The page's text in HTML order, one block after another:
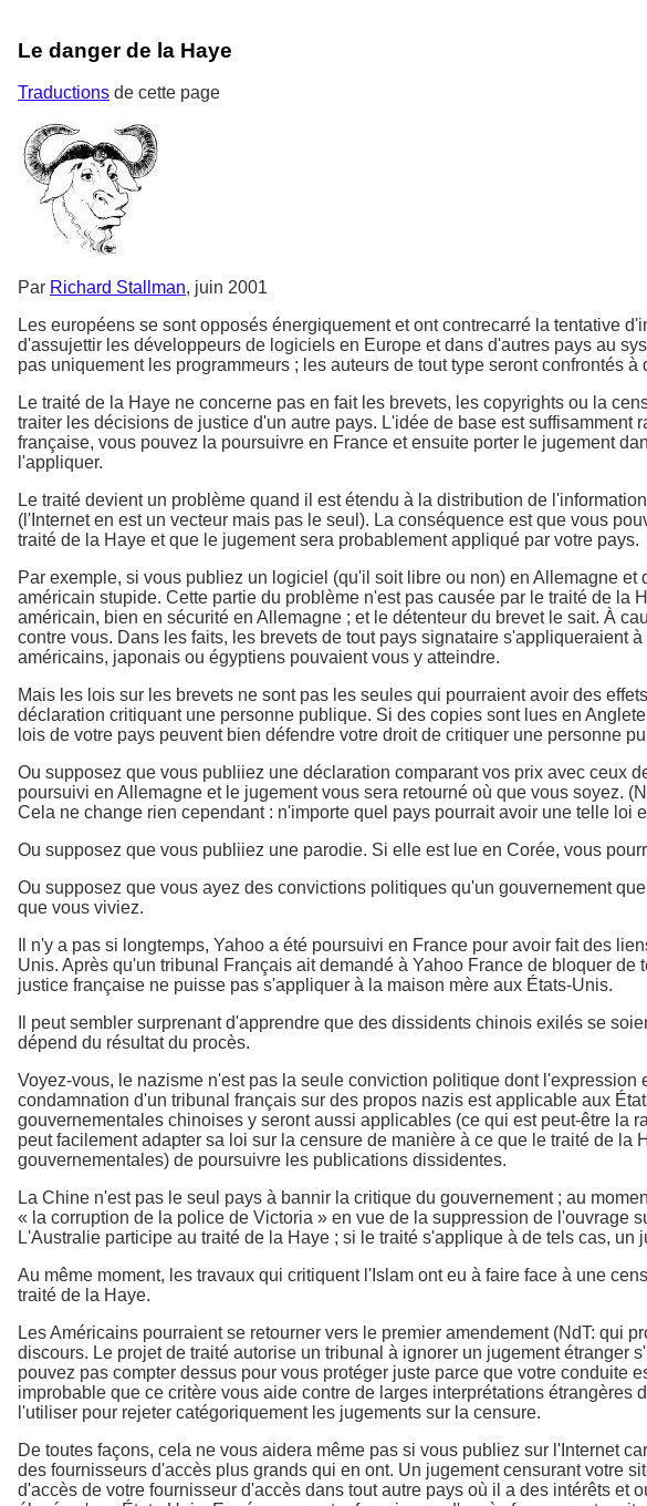
Le danger de la Haye
Traductions de cette page
Par Richard Stallman, juin 2001
Les européens se sont opposés énergiquement et ont contrecarré la tentative
d'assujettir les développeurs de logiciels en Europe et dans d'autres pays au
pas uniquement les programmeurs ; les auteurs de tout type seront confrontés
Le traité de la Haye ne concerne pas en fait les brevets, les copyrights ou la
traiter les décisions de justice d'un autre pays. L'idée de base est
française, vous pouvez la poursuivre en France et ensuite porter le jugement
l'appliquer.
Le traité devient un problème quand il est étendu à la distribution de
(l'Internet en est un vecteur mais pas le seul). La conséquence est que vous
traité de la Haye et que le jugement sera probablement appliqué par votre pays.
Par exemple, si vous publiez un logiciel (qu'il soit libre ou non) en Allemagne
américain stupide. Cette partie du problème n'est pas causée par le traité de
américain, bien en sécurité en Allemagne ; et le détenteur du brevet le sait. À
contre vous. Dans les faits, les brevets de tout pays signataire s'appliqueraient
américains, japonais ou égyptiens pouvaient vous y atteindre.
Mais les lois sur les brevets ne sont pas les seules qui pourraient avoir des
déclaration critiquant une personne publique. Si des copies sont lues en
lois de votre pays peuvent bien défendre votre droit de critiquer une personne
Ou supposez que vous publiiez une déclaration comparant vos prix avec ceux
poursuivi en Allemagne et le jugement vous sera retourné où que vous soyez.
Cela ne change rien cependant : n'importe quel pays pourrait avoir une telle loi
Ou supposez que vous publiiez une parodie. Si elle est lue en Corée, vous
Ou supposez que vous ayez des convictions politiques qu'un gouvernement
que vous viviez.
Il n'y a pas si longtemps, Yahoo a été poursuivi en France pour avoir fait des
Unis. Après qu'un tribunal Français ait demandé à Yahoo France de bloquer
justice française ne puisse pas s'appliquer à la maison mère aux États-Unis.
Il peut sembler surprenant d'apprendre que des dissidents chinois exilés se
dépend du résultat du procès.
Voyez-vous, le nazisme n'est pas la seule conviction politique dont
condamnation d'un tribunal français sur des propos nazis est applicable aux
gouvernementales chinoises y seront aussi applicables (ce qui est peut-être
peut facilement adapter sa loi sur la censure de manière à ce que le traité de
gouvernementales) de poursuivre les publications dissidentes.
La Chine n'est pas le seul pays à bannir la critique du gouvernement ; au
« la corruption de la police de Victoria » en vue de la suppression de l'ouvrage
L'Australie participe au traité de la Haye ; si le traité s'applique à de tels cas,
Au même moment, les travaux qui critiquent l'Islam ont eu à faire face à une
traité de la Haye.
Les Américains pourraient se retourner vers le premier amendement (NdT: qui
discours. Le projet de traité autorise un tribunal à ignorer un jugement
pouvez pas compter dessus pour vous protéger juste parce que votre
improbable que ce critère vous aide contre de larges interprétations
l'utiliser pour rejeter catégoriquement les jugements sur la censure.
De toutes façons, cela ne vous aidera même pas si vous publiez sur l'Internet
des fournisseurs d'accès plus grands qui en ont. Un jugement censurant votre
d'accès de votre fournisseur d'accès dans tout autre pays où il a des intérêts